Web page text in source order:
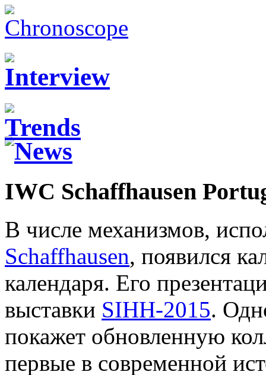
IWC Schaffhausen
В числе механизмов,
Schaffhausen, появился
календаря. Его
выставки SIHH-2015.
покажет обновленную
первые в современной